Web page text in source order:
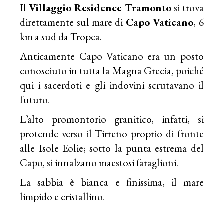
IlVillaggio Residence Tramontosi trova
direttamente sul mare di Capo Vaticano, 6
km a sud da Tropea.
Anticamente Capo Vaticano era un posto
conosciuto in tutta la Magna Grecia, poiché
qui i sacerdoti e gli indovini scrutavano il
futuro.
L’alto promontorio granitico, infatti, si
protende verso il Tirreno proprio di fronte
alle Isole Eolie; sotto la punta estrema del
Capo, si innalzano maestosi faraglioni.
La sabbia è bianca e finissima, il mare
limpido e cristallino.